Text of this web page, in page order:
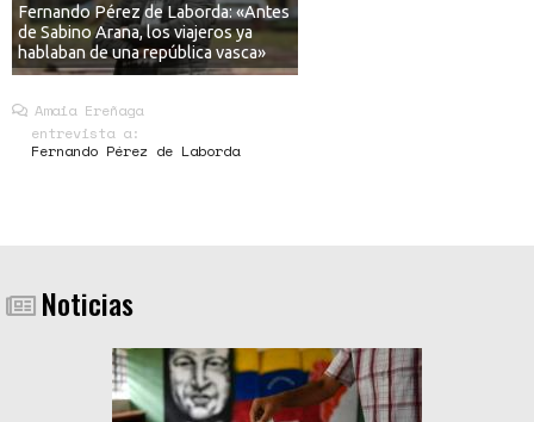
Fernando Pérez de Laborda: «Antes
de Sabino Arana, los viajeros ya
hablaban de una república vasca»
Amaia Ereñaga
entrevista a:
Fernando Pérez de Laborda
Noticias